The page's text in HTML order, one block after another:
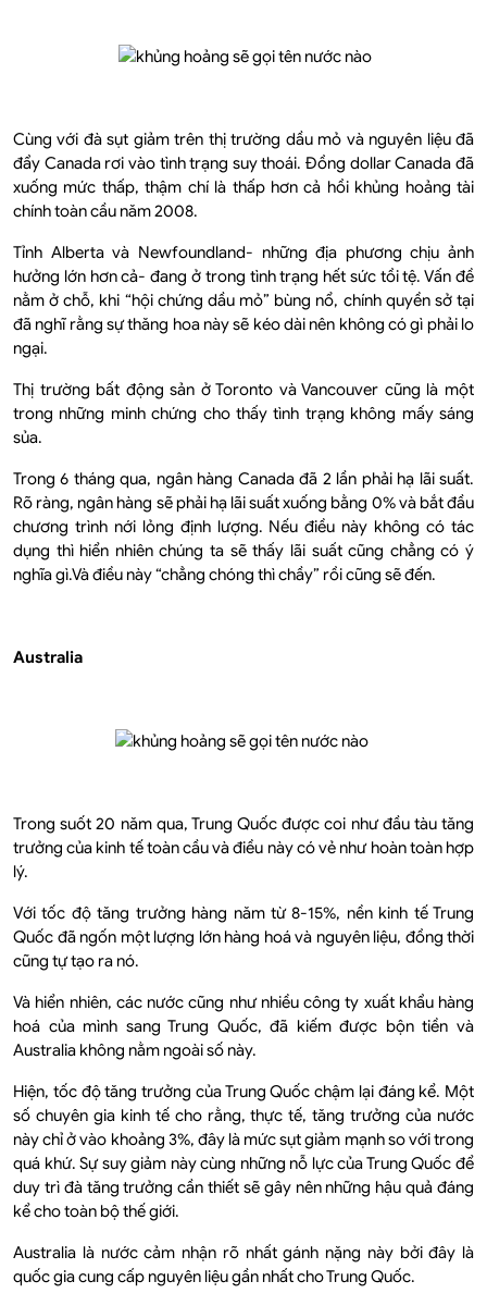
Cùng với đà sụt giảm trên thị trường dầu mỏ và nguyên liệu đã
đẩy Canada rơi vào tình trạng suy thoái. Đồng dollar Canada đã
xuống mức thấp, thậm chí là thấp hơn cả hồi khủng hoảng tài
chính toàn cầu năm 2008.
Tỉnh Alberta và Newfoundland- những địa phương chịu ảnh
hưởng lớn hơn cả- đang ở trong tình trạng hết sức tồi tệ. Vấn đề
nằm ở chỗ, khi “hội chứng dầu mỏ” bùng nổ, chính quyền sở tại
đã nghĩ rằng sự thăng hoa này sẽ kéo dài nên không có gì phải lo
ngại.
Thị trường bất động sản ở Toronto và Vancouver cũng là một
trong những minh chứng cho thấy tình trạng không mấy sáng
sủa.
Trong 6 tháng qua, ngân hàng Canada đã 2 lần phải hạ lãi suất.
Rõ ràng, ngân hàng sẽ phải hạ lãi suất xuống bằng 0% và bắt đầu
chương trình nới lỏng định lượng. Nếu điều này không có tác
dụng thì hiển nhiên chúng ta sẽ thấy lãi suất cũng chẳng có ý
nghĩa gì.Và điều này “chẳng chóng thì chầy” rồi cũng sẽ đến.
Australia
Trong suốt 20 năm qua, Trung Quốc được coi như đầu tàu tăng
trưởng của kinh tế toàn cầu và điều này có vẻ như hoàn toàn hợp
lý.
Với tốc độ tăng trưởng hàng năm từ 8-15%, nền kinh tế Trung
Quốc đã ngốn một lượng lớn hàng hoá và nguyên liệu, đồng thời
cũng tự tạo ra nó.
Và hiển nhiên, các nước cũng như nhiều công ty xuất khẩu hàng
hoá của mình sang Trung Quốc, đã kiếm được bộn tiền và
Australia không nằm ngoài số này.
Hiện, tốc độ tăng trưởng của Trung Quốc chậm lại đáng kể. Một
số chuyên gia kinh tế cho rằng, thực tế, tăng trưởng của nước
này chỉ ở vào khoảng 3%, đây là mức sụt giảm mạnh so với trong
quá khứ. Sự suy giảm này cùng những nỗ lực của Trung Quốc để
duy trì đà tăng trưởng cần thiết sẽ gây nên những hậu quả đáng
kể cho toàn bộ thế giới.
Australia là nước cảm nhận rõ nhất gánh nặng này bởi đây là
quốc gia cung cấp nguyên liệu gần nhất cho Trung Quốc.